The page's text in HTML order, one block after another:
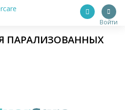
Войти
ПАРАЛИЗОВАННЫХ